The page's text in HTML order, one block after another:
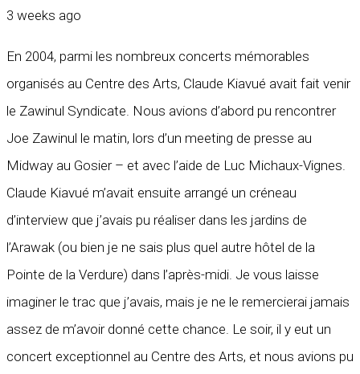
3 weeks ago
En 2004, parmi les nombreux concerts mémorables
organisés au Centre des Arts, Claude Kiavué avait fait venir
le Zawinul Syndicate. Nous avions d’abord pu rencontrer
Joe Zawinul le matin, lors d’un meeting de presse au
Midway au Gosier – et avec l’aide de Luc Michaux-Vignes.
Claude Kiavué m’avait ensuite arrangé un créneau
d’interview que j’avais pu réaliser dans les jardins de
l’Arawak (ou bien je ne sais plus quel autre hôtel de la
Pointe de la Verdure) dans l’après-midi. Je vous laisse
imaginer le trac que j’avais, mais je ne le remercierai jamais
assez de m’avoir donné cette chance. Le soir, il y eut un
concert exceptionnel au Centre des Arts, et nous avions pu